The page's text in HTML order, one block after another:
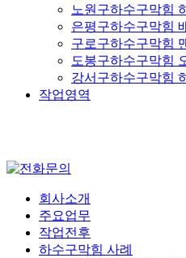
노원구하수구막힘
은평구하수구막힘
구로구하수구막힘
도봉구하수구막힘
강서구하수구막힘
작업영역
회사소개
주요업무
작업전후
하수구막힘 사례